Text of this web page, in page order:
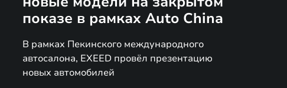
показе в рамках Auto China
В рамках Пекинского международного
автосалона, EXEED провёл презентацию
новых автомобилей